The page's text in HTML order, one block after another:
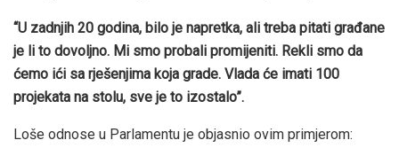
“U zadnjih 20 godina, bilo je napretka, ali treba pitati građane
je li to dovoljno. Mi smo probali promijeniti. Rekli smo da
ćemo ići sa rješenjima koja grade. Vlada će imati 100
projekata na stolu, sve je to izostalo”.
Loše odnose u Parlamentu je objasnio ovim primjerom: